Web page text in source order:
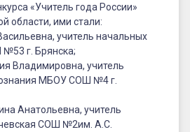
«Учитель года России»
области, ими стали:
учитель начальных
г. Брянска;
Владимировна, учитель
МБОУ СОШ №4 г.
Анатольевна, учитель
СОШ №2им. А.С.